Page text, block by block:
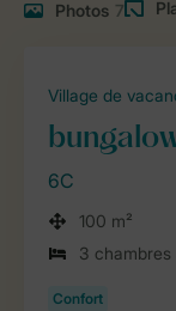
Photos 7
Village de
6C
100 m²
3